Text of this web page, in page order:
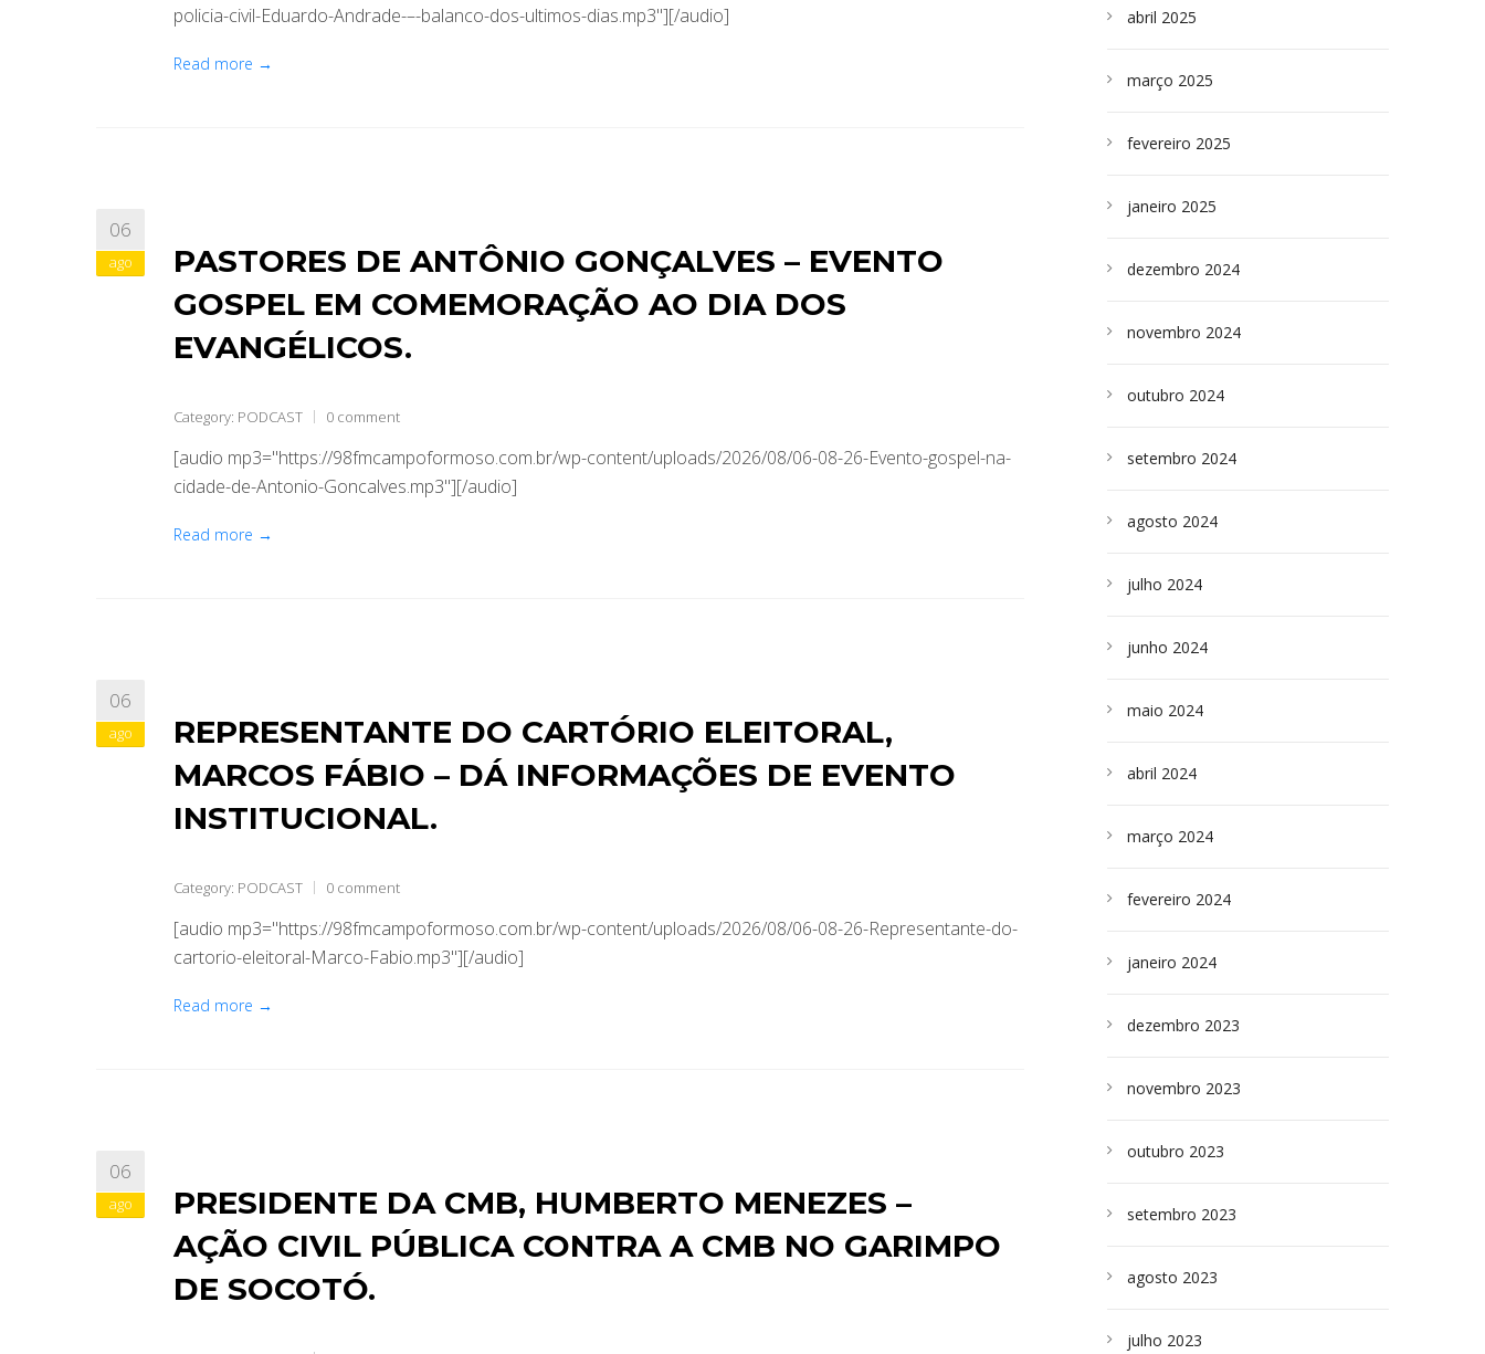
policia-civil-Eduardo-Andrade-–-balanco-dos-ultimos-dias.mp3"][/audio]
Read more →
06
ago
PASTORES DE ANTÔNIO GONÇALVES – EVENTO
GOSPEL EM COMEMORAÇÃO AO DIA DOS
EVANGÉLICOS.
Category: PODCAST 0 comment
[audio mp3="https://98fmcampoformoso.com.br/wp-content/uploads/2026/08/06-08-26-Evento-gospel-na-
cidade-de-Antonio-Goncalves.mp3"][/audio]
Read more →
06
ago
REPRESENTANTE DO CARTÓRIO ELEITORAL,
MARCOS FÁBIO – DÁ INFORMAÇÕES DE EVENTO
INSTITUCIONAL.
Category: PODCAST 0 comment
[audio mp3="https://98fmcampoformoso.com.br/wp-content/uploads/2026/08/06-08-26-Representante-do-
cartorio-eleitoral-Marco-Fabio.mp3"][/audio]
Read more →
06
ago
PRESIDENTE DA CMB, HUMBERTO MENEZES –
AÇÃO CIVIL PÚBLICA CONTRA A CMB NO GARIMPO
DE SOCOTÓ.
abril 2025
março 2025
fevereiro 2025
janeiro 2025
dezembro 2024
novembro 2024
outubro 2024
setembro 2024
agosto 2024
julho 2024
junho 2024
maio 2024
abril 2024
março 2024
fevereiro 2024
janeiro 2024
dezembro 2023
novembro 2023
outubro 2023
setembro 2023
agosto 2023
julho 2023